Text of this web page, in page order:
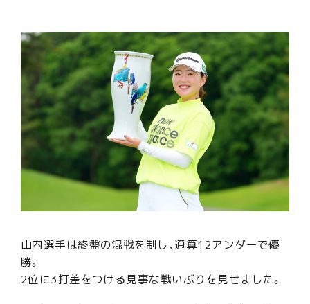
お問い合わせ
採用情報
山内選手は終盤の混戦を制し、通算12アンダーで優
勝。
2位に3打差をつける見事な戦いぶりを見せました。